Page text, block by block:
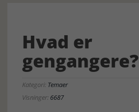
Hvad er
gengangere?
Kategori: Temaer
Visninger: 6687